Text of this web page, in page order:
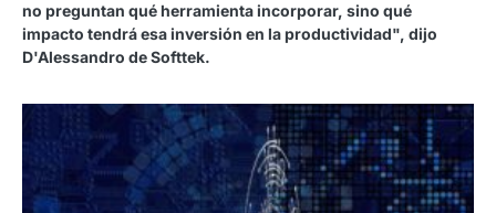
no preguntan qué herramienta incorporar, sino qué
impacto tendrá esa inversión en la productividad", dijo
D'Alessandro de Softtek.